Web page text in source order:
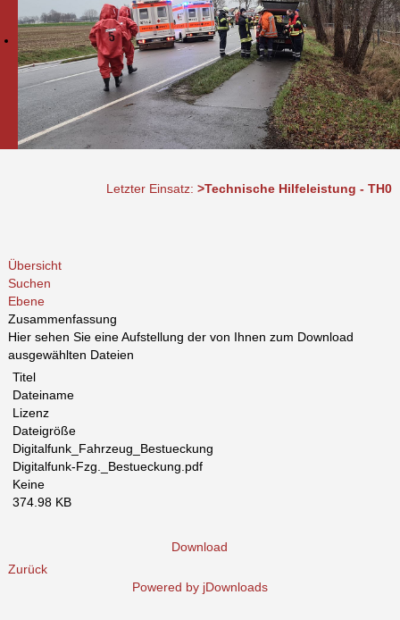
Letzter Einsatz:>Technische Hilfeleistung - TH0 DLK
Übersicht
Suchen
Ebene
Zusammenfassung
Hier sehen Sie eine Aufstellung der von Ihnen zum Download
ausgewählten Dateien
Titel
Dateiname
Lizenz
Dateigröße
Digitalfunk_Fahrzeug_Bestueckung
Digitalfunk-Fzg._Bestueckung.pdf
Keine
374.98 KB
Download
Zurück
Powered by jDownloads